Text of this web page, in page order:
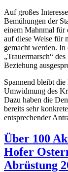
Auf großes
Bemühungen der
einem Mahnmal für
auf diese Weise für
gemacht werden.
„Trauermarsch“
Beziehung
Spannend bleibt
Umwidmung des
Dazu haben die
bereits sehr
entsprechender
Über 100
Hofer
Abrüstung